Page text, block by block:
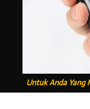
Untuk Anda Yang